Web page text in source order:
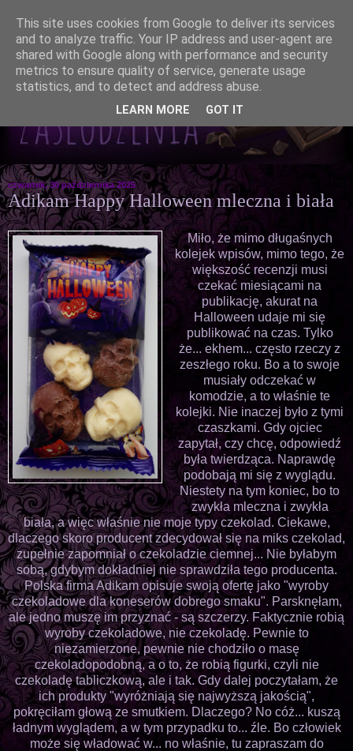
czwartek, 30 października 2025
Adikam Happy Halloween mleczna i biała
Miło, że mimo długaśnych
kolejek wpisów, mimo tego, że
większość recenzji musi
czekać miesiącami na
publikację, akurat na
Halloween udaje mi się
publikować na czas. Tylko
że... ekhem... często rzeczy z
zeszłego roku. Bo a to swoje
musiały odczekać w
komodzie, a to właśnie te
kolejki. Nie inaczej było z tymi
czaszkami. Gdy ojciec
zapytał, czy chcę, odpowiedź
była twierdząca. Naprawdę
podobają mi się z wyglądu.
Niestety na tym koniec, bo to
zwykła mleczna i zwykła
biała, a więc właśnie nie moje typy czekolad. Ciekawe,
dlaczego skoro producent zdecydował się na miks czekolad,
zupełnie zapomniał o czekoladzie ciemnej... Nie byłabym
sobą, gdybym dokładniej nie sprawdziła tego producenta.
Polska firma Adikam opisuje swoją ofertę jako "wyroby
czekoladowe dla koneserów dobrego smaku". Parsknęłam,
ale jedno muszę im przyznać - są szczerzy. Faktycznie robią
wyroby czekoladowe, nie czekoladę. Pewnie to
niezamierzone, pewnie nie chodziło o masę
czekoladopodobną, a o to, że robią figurki, czyli nie
czekoladę tabliczkową, ale i tak. Gdy dalej poczytałam, że
ich produkty "wyróżniają się najwyższą jakością",
pokręciłam głową ze smutkiem. Dlaczego? No cóż... kuszą
ładnym wyglądem, a w tym przypadku to... źle. Bo człowiek
może się władować w... no właśnie, tu zapraszam do
This site uses cookies from Google to deliver its services
and to analyze traffic. Your IP address and user-agent are
shared with Google along with performance and security
metrics to ensure quality of service, generate usage
statistics, and to detect and address abuse.
LEARN MORE GOT IT